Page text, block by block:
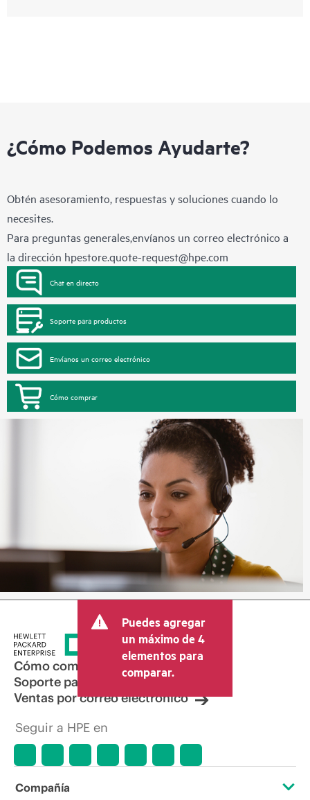
¿Cómo Podemos Ayudarte?
Obtén asesoramiento, respuestas y soluciones cuando lo
necesites.
Para preguntas generales,envíanos un correo electrónico a
la dirección hpestore.quote-request@hpe.com
Chat en directo
Soporte para productos
Envíanos un correo electrónico
Cómo comprar
Puedes agregar
un máximo de 4
elementos para
comparar.
Cómo comprar
Soporte para productos
Ventas por correo electrónico
Seguir a HPE en
Compañía